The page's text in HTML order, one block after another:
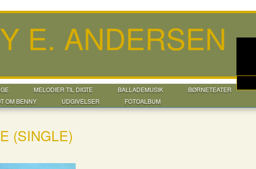
E. ANDERSEN
MELODIER TIL DIGTE BALLADEMUSIK BØRNETEATER
OM BENNY UDGIVELSER FOTOALBUM
(SINGLE)